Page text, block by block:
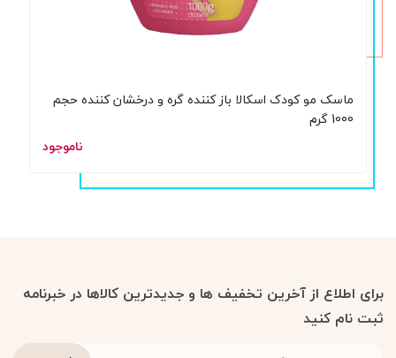
ماسک مو کودک اسکالا باز کننده گره و درخشان کننده حجم
1000 گرم
ناموجود
برای اطلاع از آخرین تخفیف ها و جدیدترین کالاها در خبرنامه
ثبت نام کنید